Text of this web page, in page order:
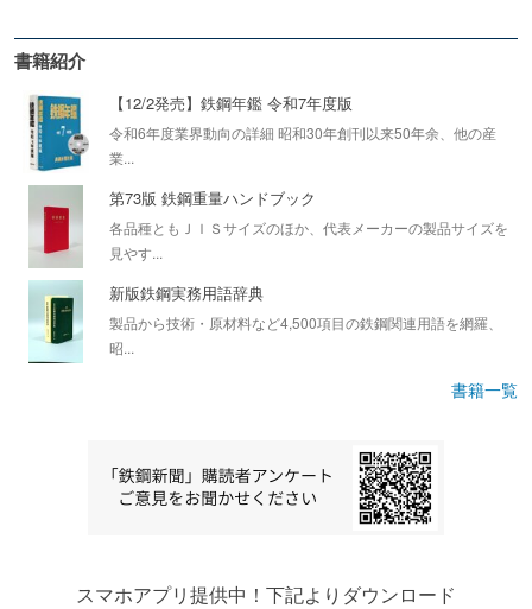
書籍紹介
【12/2発売】鉄鋼年鑑 令和7年度版
令和6年度業界動向の詳細 昭和30年創刊以来50年余、他の産
業...
第73版 鉄鋼重量ハンドブック
各品種ともＪＩＳサイズのほか、代表メーカーの製品サイズを
見やす...
新版鉄鋼実務用語辞典
製品から技術・原材料など4,500項目の鉄鋼関連用語を網羅、
昭...
書籍一覧
スマホアプリ提供中！下記よりダウンロード